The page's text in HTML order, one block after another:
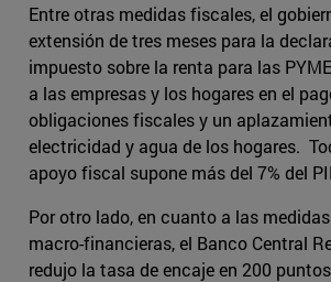
Entre otras medidas fiscales, el
extensión de tres meses para la
impuesto sobre la renta para las
a las empresas y los hogares en el
obligaciones fiscales y un
electricidad y agua de los hogares.
apoyo fiscal supone más del 7% del
Por otro lado, en cuanto a las
macro-financieras, el Banco Central
redujo la tasa de encaje en 200